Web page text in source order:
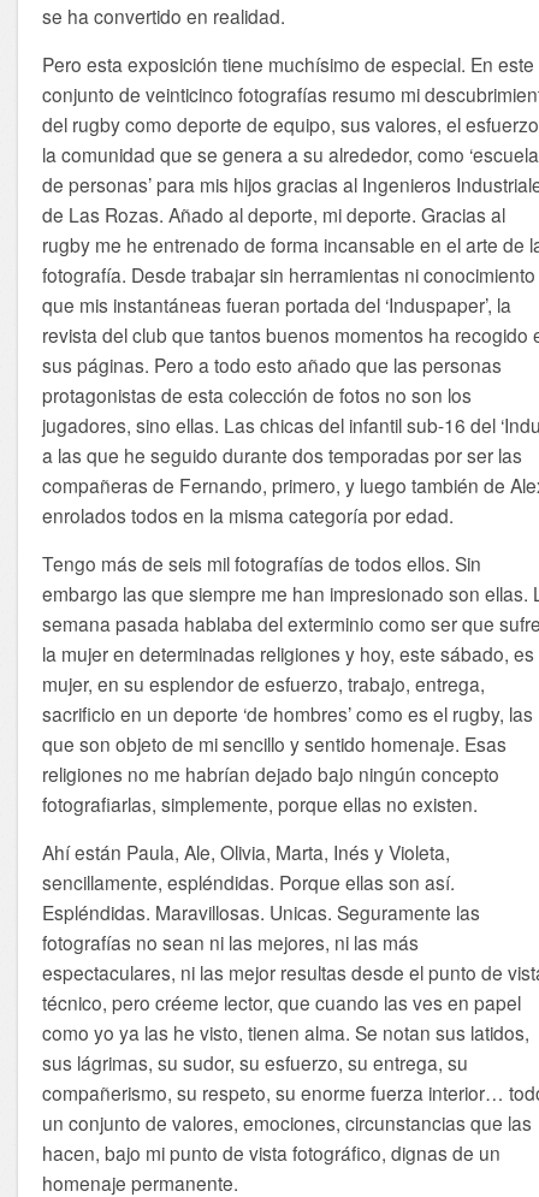
se ha convertido en realidad.
Pero esta exposición tiene muchísimo de especial. En este
conjunto de veinticinco fotografías resumo mi
del rugby como deporte de equipo, sus valores, el
la comunidad que se genera a su alrededor, como ‘escuela
de personas’ para mis hijos gracias al Ingenieros
de Las Rozas. Añado al deporte, mi deporte. Gracias al
rugby me he entrenado de forma incansable en el arte de
fotografía. Desde trabajar sin herramientas ni
que mis instantáneas fueran portada del ‘Induspaper’, la
revista del club que tantos buenos momentos ha recogido
sus páginas. Pero a todo esto añado que las personas
protagonistas de esta colección de fotos no son los
jugadores, sino ellas. Las chicas del infantil sub-16 del
a las que he seguido durante dos temporadas por ser las
compañeras de Fernando, primero, y luego también de
enrolados todos en la misma categoría por edad.
Tengo más de seis mil fotografías de todos ellos. Sin
embargo las que siempre me han impresionado son ellas.
semana pasada hablaba del exterminio como ser que
la mujer en determinadas religiones y hoy, este sábado, es
mujer, en su esplendor de esfuerzo, trabajo, entrega,
sacrificio en un deporte ‘de hombres’ como es el rugby, las
que son objeto de mi sencillo y sentido homenaje. Esas
religiones no me habrían dejado bajo ningún concepto
fotografiarlas, simplemente, porque ellas no existen.
Ahí están Paula, Ale, Olivia, Marta, Inés y Violeta,
sencillamente, espléndidas. Porque ellas son así.
Espléndidas. Maravillosas. Unicas. Seguramente las
fotografías no sean ni las mejores, ni las más
espectaculares, ni las mejor resultas desde el punto de
técnico, pero créeme lector, que cuando las ves en papel
como yo ya las he visto, tienen alma. Se notan sus latidos,
sus lágrimas, su sudor, su esfuerzo, su entrega, su
compañerismo, su respeto, su enorme fuerza interior…
un conjunto de valores, emociones, circunstancias que las
hacen, bajo mi punto de vista fotográfico, dignas de un
homenaje permanente.